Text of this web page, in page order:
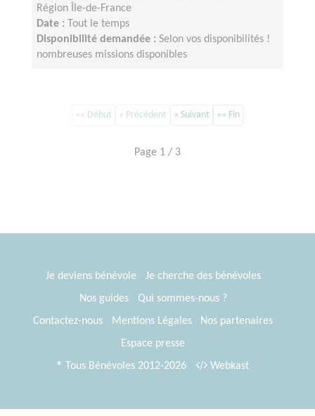
Région Île-de-France
Date :
Tout le temps
Disponibilité demandée : Selon vos disponibilités !
nombreuses missions disponibles
«« Début « Précédent » Suivant »» Fin
Page 1 / 3
Je deviens bénévole
Je cherche des bénévoles
Nos guides
Qui sommes-nous ?
Contactez-nous
Mentions Légales
Nos partenaires
Espace presse
® Tous Bénévoles 2012-2026
Webkast